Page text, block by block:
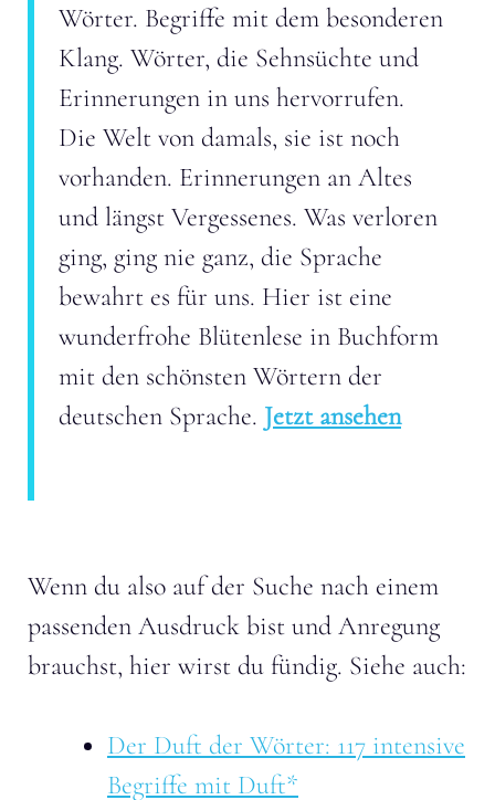
Wörter. Begriffe mit dem besonderen
Klang. Wörter, die Sehnsüchte und
Erinnerungen in uns hervorrufen.
Die Welt von damals, sie ist noch
vorhanden. Erinnerungen an Altes
und längst Vergessenes. Was verloren
ging, ging nie ganz, die Sprache
bewahrt es für uns. Hier ist eine
wunderfrohe Blütenlese in Buchform
mit den schönsten Wörtern der
deutschen Sprache. Jetzt ansehen
Wenn du also auf der Suche nach einem
passenden Ausdruck bist und Anregung
brauchst, hier wirst du fündig. Siehe auch:
Der Duft der Wörter: 117 intensive
Begriffe mit Duft*